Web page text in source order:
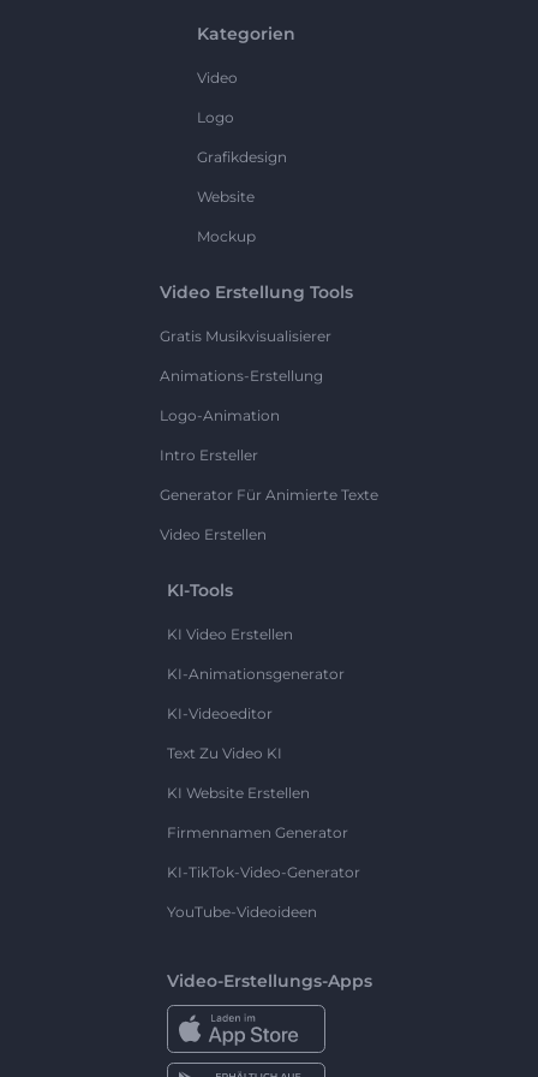
Kategorien
Video
Logo
Grafikdesign
Website
Mockup
Video Erstellung Tools
Gratis Musikvisualisierer
Animations-Erstellung
Logo-Animation
Intro Ersteller
Generator Für Animierte Texte
Video Erstellen
KI-Tools
KI Video Erstellen
KI-Animationsgenerator
KI-Videoeditor
Text Zu Video KI
KI Website Erstellen
Firmennamen Generator
KI-TikTok-Video-Generator
YouTube-Videoideen
Video-Erstellungs-Apps